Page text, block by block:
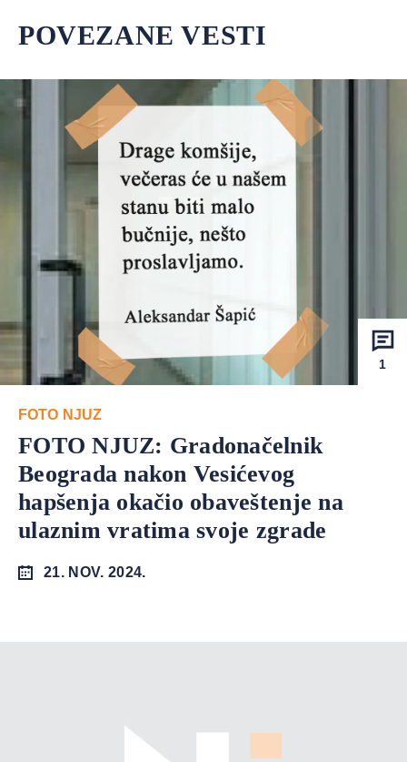
POVEZANE VESTI
1
FOTO NJUZ
FOTO NJUZ: Gradonačelnik
Beograda nakon Vesićevog
hapšenja okačio obaveštenje na
ulaznim vratima svoje zgrade
21. NOV. 2024.